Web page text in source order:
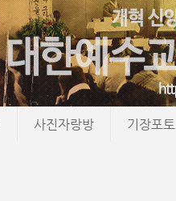
사진자랑방 기장포토